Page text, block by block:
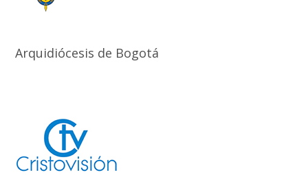
Arquidiócesis de Bogotá